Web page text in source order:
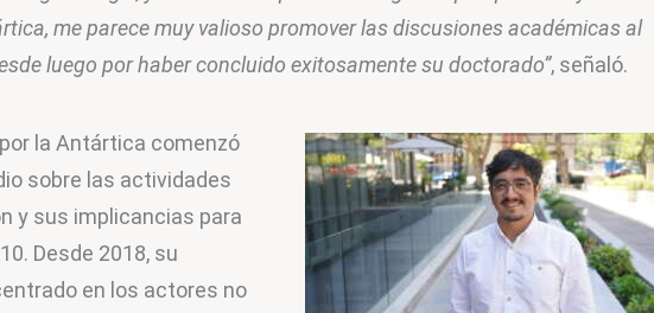
me parece muy valioso promover las discusiones académicas al
luego por haber concluido exitosamente su doctorado”, señaló.
la Antártica comenzó
sobre las actividades
y sus implicancias para
Desde 2018, su
en los actores no